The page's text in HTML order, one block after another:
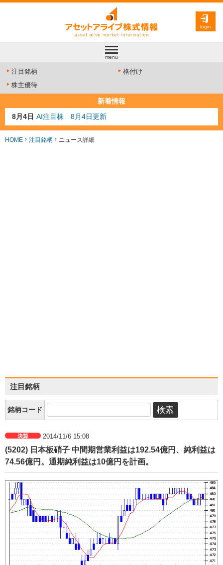
login
menu
注目銘柄
格付け
株主優待
新着情報
8月4日 AI注目株 8月4日更新
8月3日 人気業種注目株 8月3日更新
8月2日 金融注目株 8月2日更新
HOME 注目銘柄 ニュース詳細
注目銘柄
銘柄コード
2014/11/6 15:08
(5202) 日本板硝子 中間期営業利益は192.54億円、純利益は
74.56億円。通期純利益は10億円を計画。